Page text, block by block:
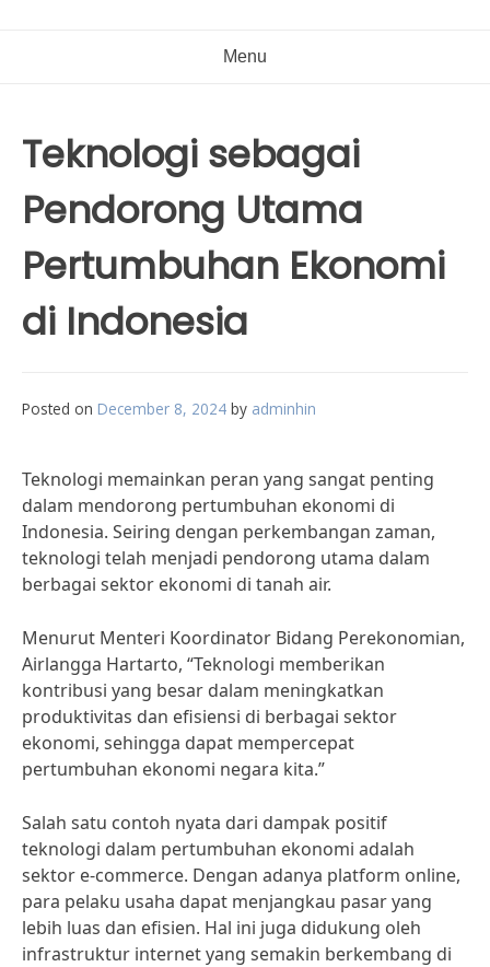
Menu
Teknologi sebagai
Pendorong Utama
Pertumbuhan Ekonomi
di Indonesia
Posted on December 8, 2024 by adminhin
Teknologi memainkan peran yang sangat penting
dalam mendorong pertumbuhan ekonomi di
Indonesia. Seiring dengan perkembangan zaman,
teknologi telah menjadi pendorong utama dalam
berbagai sektor ekonomi di tanah air.
Menurut Menteri Koordinator Bidang Perekonomian,
Airlangga Hartarto, “Teknologi memberikan
kontribusi yang besar dalam meningkatkan
produktivitas dan efisiensi di berbagai sektor
ekonomi, sehingga dapat mempercepat
pertumbuhan ekonomi negara kita.”
Salah satu contoh nyata dari dampak positif
teknologi dalam pertumbuhan ekonomi adalah
sektor e-commerce. Dengan adanya platform online,
para pelaku usaha dapat menjangkau pasar yang
lebih luas dan efisien. Hal ini juga didukung oleh
infrastruktur internet yang semakin berkembang di